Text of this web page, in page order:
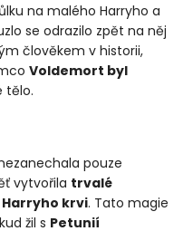
na malého Harryho a
se odrazilo zpět na něj
člověkem v historii,
Voldemort byl
tělo.
pouze
vytvořila trvalé
Harryho krvi. Tato magie
žil s Petunií